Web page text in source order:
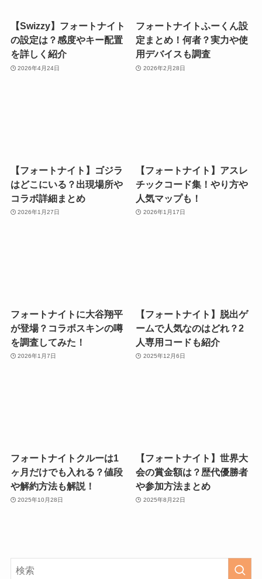
【Swizzy】フォートナイト
の設定は？感度やキー配置
を詳しく紹介
2026年4月24日
フォートナイトふーくん設
定まとめ！何者？実力や使
用デバイスも調査
2026年2月28日
【フォートナイト】ゴジラ
はどこにいる？出現場所や
コラボ詳細まとめ
2026年1月27日
【フォートナイト】アスレ
チックコード集！やり方や
人気マップも！
2026年1月17日
フォートナイトに大谷翔平
が登場？コラボスキンの噂
を調査してみた！
2026年1月7日
【フォートナイト】脱出ゲ
ームで人気なのはどれ？2
人専用コードも紹介
2025年12月6日
フォートナイトクルーは1
ヶ月だけでも入れる？値段
や解約方法も解説！
2025年10月28日
【フォートナイト】世界大
会の賞金額は？歴代優勝者
や参加方法まとめ
2025年8月22日